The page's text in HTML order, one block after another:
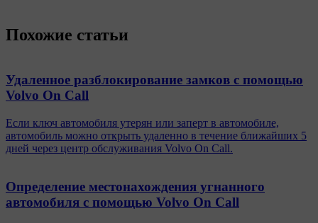
Похожие статьи
Удаленное разблокирование замков с помощью
Volvo On Call
Если ключ автомобиля утерян или заперт в автомобиле,
автомобиль можно открыть удаленно в течение ближайших 5
дней через центр обслуживания Volvo On Call.
Определение местонахождения угнанного
автомобиля с помощью Volvo On Call